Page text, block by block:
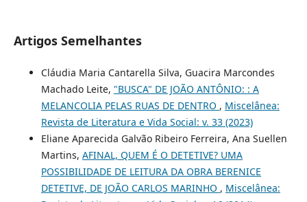
Artigos Semelhantes
Cláudia Maria Cantarella Silva, Guacira Marcondes
Machado Leite, "BUSCA" DE JOÃO ANTÔNIO: : A
MELANCOLIA PELAS RUAS DE DENTRO , Miscelânea:
Revista de Literatura e Vida Social: v. 33 (2023)
Eliane Aparecida Galvão Ribeiro Ferreira, Ana Suellen
Martins, AFINAL, QUEM É O DETETIVE? UMA
POSSIBILIDADE DE LEITURA DA OBRA BERENICE
DETETIVE, DE JOÃO CARLOS MARINHO , Miscelânea: